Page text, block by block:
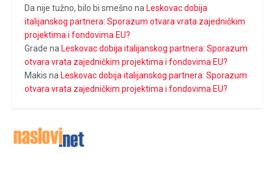
Da nije tužno, bilo bi smešno na Leskovac dobija
italijanskog partnera: Sporazum otvara vrata zajedničkim
projektima i fondovima EU?
Grade na Leskovac dobija italijanskog partnera: Sporazum
otvara vrata zajedničkim projektima i fondovima EU?
Makis na Leskovac dobija italijanskog partnera: Sporazum
otvara vrata zajedničkim projektima i fondovima EU?